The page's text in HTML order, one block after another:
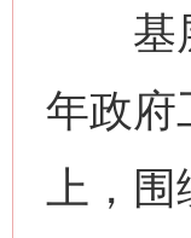
基层
年政府
上，